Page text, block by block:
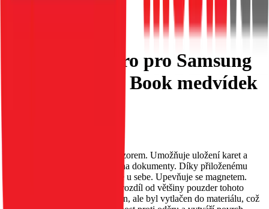
Flipové pouzdro pro Samsung
A26 5G Mezzo Book medvídek
Pouzdro MEZZO s reliéfním vzorem. Umožňuje uložení karet a
bankovek; má speciální kapsy na dokumenty. Díky přiloženému
řemínku jej můžete mít neustále u sebe. Upevňuje se magnetem.
Vzor na pouzdru MEZZO, na rozdíl od většiny pouzder tohoto
typu, nebyl malován ani vytištěn, ale byl vytlačen do materiálu, což